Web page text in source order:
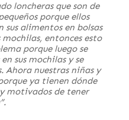
loncheras que son de
porque ellos
alimentos en bolsas
entonces esto
porque luego se
sus mochilas y se
Ahora nuestras niñas y
ya tienen dónde
motivados de tener